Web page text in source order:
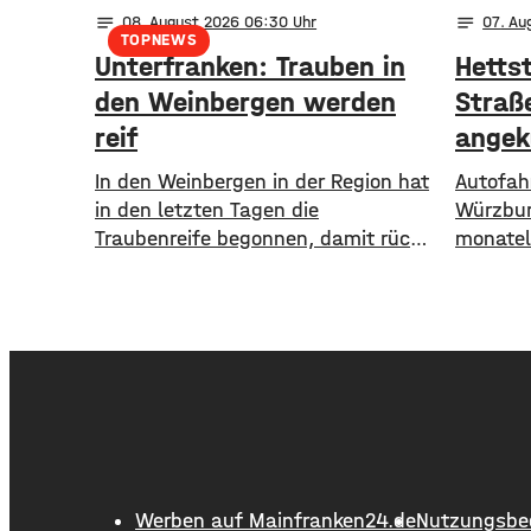
TOPNEWS
notes 08. August 2026 06:30
Unterfranken: Trauben in
den Weinbergen werden
reif
In den Weinbergen in der Region hat
in den letzten Tagen die
Traubenreife begonnen, damit rückt
den Rotweinsorten: Bislang waren
notes 07.
Das
Werben auf Mainfranken24.de